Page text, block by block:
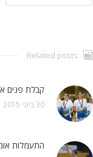
Related posts
קבלת פנים
30 ביוני 2015
התעמלות